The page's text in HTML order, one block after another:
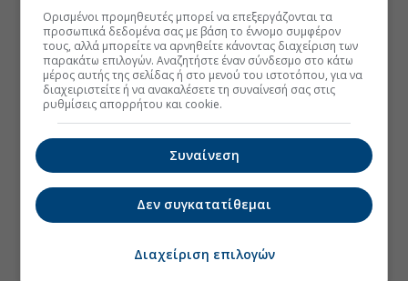
Ορισμένοι προμηθευτές μπορεί να επεξεργάζονται τα
προσωπικά δεδομένα σας με βάση το έννομο συμφέρον
τους, αλλά μπορείτε να αρνηθείτε κάνοντας διαχείριση των
παρακάτω επιλογών. Αναζητήστε έναν σύνδεσμο στο κάτω
μέρος αυτής της σελίδας ή στο μενού του ιστοτόπου, για να
διαχειριστείτε ή να ανακαλέσετε τη συναίνεσή σας στις
ρυθμίσεις απορρήτου και cookie.
Συναίνεση
Δεν συγκατατίθεμαι
Διαχείριση επιλογών